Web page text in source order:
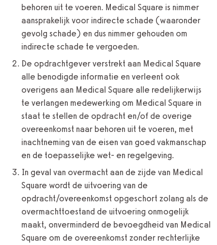
behoren uit te voeren. Medical Square is nimmer
aansprakelijk voor indirecte schade (waaronder
gevolg schade) en dus nimmer gehouden om
indirecte schade te vergoeden.
De opdrachtgever verstrekt aan Medical Square
alle benodigde informatie en verleent ook
overigens aan Medical Square alle redelijkerwijs
te verlangen medewerking om Medical Square in
staat te stellen de opdracht en/of de overige
overeenkomst naar behoren uit te voeren, met
inachtneming van de eisen van goed vakmanschap
en de toepasselijke wet- en regelgeving.
In geval van overmacht aan de zijde van Medical
Square wordt de uitvoering van de
opdracht/overeenkomst opgeschort zolang als de
overmachttoestand de uitvoering onmogelijk
maakt, onverminderd de bevoegdheid van Medical
Square om de overeenkomst zonder rechterlijke